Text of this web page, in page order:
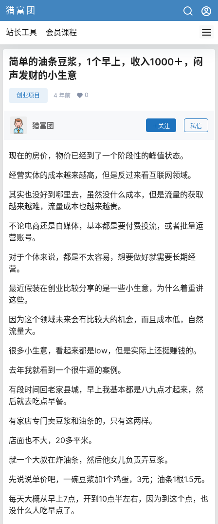
猎富团
站长工具 会员课程
简单的油条豆浆，1个早上，收入1000＋，闷
声发财的小生意
创业项目 4 年前 0
猎富团 关注 私信
现在的房价，物价已经到了一个阶段性的峰值状态。
经营实体的成本越来越高，但是反过来看互联网领域。
其实也没好到哪里去，虽然没什么成本，但是流量的获取
越来越难，流量成本也越来越贵。
不论电商还是自媒体，基本都是要付费投流，或者批量运
营账号。
对于个体来说，都是不太容易，想要做好就需要长期经
营。
最近假装在创业比较分享的是一些小生意，为什么着重讲
这些。
因为这个领域未来会有比较大的机会，而且成本低，自然
流量大。
很多小生意，看起来都是low，但是实际上还挺赚钱的。
去年我就看到一个很牛逼的案例。
有段时间回老家县城，早上我基本都是八九点才起来，然
后就去吃点早餐。
有家店专门卖豆浆和油条的，只有这两样。
店面也不大，20多平米。
就一个大叔在炸油条，然后他女儿负责弄豆浆。
先说说单价吧，一碗豆浆加1个鸡蛋，3元；油条1根1.5元。
每天大概从早上7点，开到10点半左右，因为到这个点，也
没什么人吃早点了。